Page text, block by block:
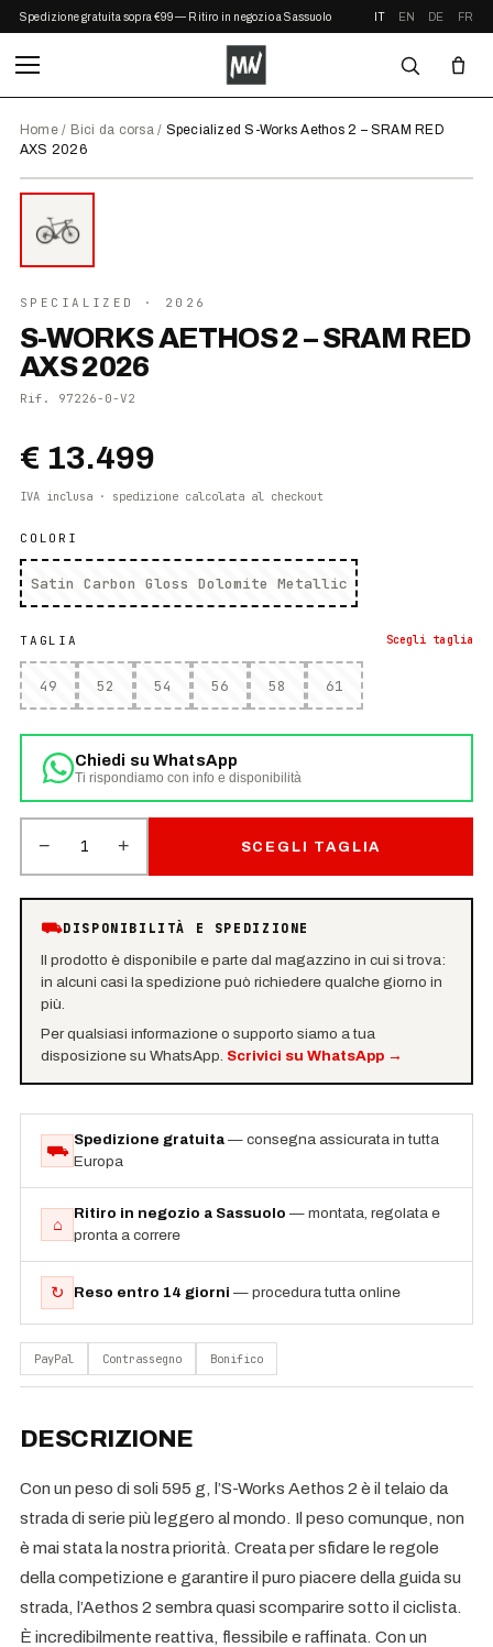
Spedizione gratuita sopra €99 — Ritiro in negozio a Sassuolo IT EN DE FR
Home/ Bici da corsa/ Specialized S-Works Aethos 2 – SRAM RED
AXS 2026
SPECIALIZED · 2026
S-WORKS AETHOS 2 – SRAM RED
AXS 2026
Rif. 97226-0-V2
€ 13.499
IVA inclusa · spedizione calcolata al checkout
COLORI
Satin Carbon Gloss Dolomite Metallic
TAGLIA Scegli taglia
49 52 54 56 58 61
Chiedi su WhatsApp
Ti rispondiamo con info e disponibilità
− 1 + SCEGLI TAGLIA
⛟DISPONIBILITÀ E SPEDIZIONE
Il prodotto è disponibile e parte dal magazzino in cui si trova:
in alcuni casi la spedizione può richiedere qualche giorno in
più.
Per qualsiasi informazione o supporto siamo a tua
disposizione su WhatsApp. Scrivici su WhatsApp→
⛟
Spedizione gratuita — consegna assicurata in tutta
Europa
⌂
Ritiro in negozio a Sassuolo — montata, regolata e
pronta a correre
↻ Reso entro 14 giorni — procedura tutta online
PayPal Contrassegno Bonifico
DESCRIZIONE
Con un peso di soli 595 g, l’S-Works Aethos 2 è il telaio da
strada di serie più leggero al mondo. Il peso comunque, non
è mai stata la nostra priorità. Creata per sfidare le regole
della competizione e garantire il puro piacere della guida su
strada, l’Aethos 2 sembra quasi scomparire sotto il ciclista.
È incredibilmente reattiva, flessibile e raffinata. Con un